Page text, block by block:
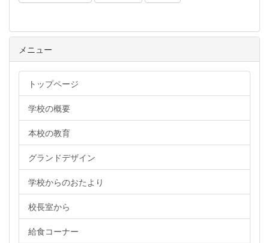
メニュー
トップページ
学校の概要
本校の教育
グランドデザイン
学校からのおたより
校長室から
給食コーナー